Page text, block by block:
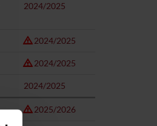
2024/2025
2024/2025
2024/2025
2024/2025
2025/2026